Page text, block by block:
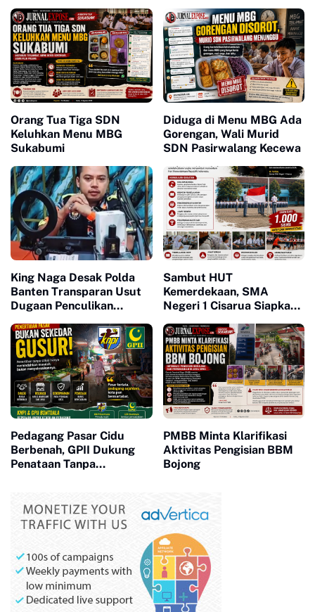
Orang Tua Tiga SDN
Keluhkan Menu MBG
Sukabumi
Diduga di Menu MBG Ada
Gorengan, Wali Murid
SDN Pasirwalang Kecewa
King Naga Desak Polda
Banten Transparan Usut
Dugaan Penculikan
Sambut HUT
Kemerdekaan, SMA
Negeri 1 Cisarua Siapkan
Siswa
Pedagang Pasar Cidu
Berbenah, GPII Dukung
Penataan Tanpa
PMBB Minta Klarifikasi
Aktivitas Pengisian BBM
Bojong